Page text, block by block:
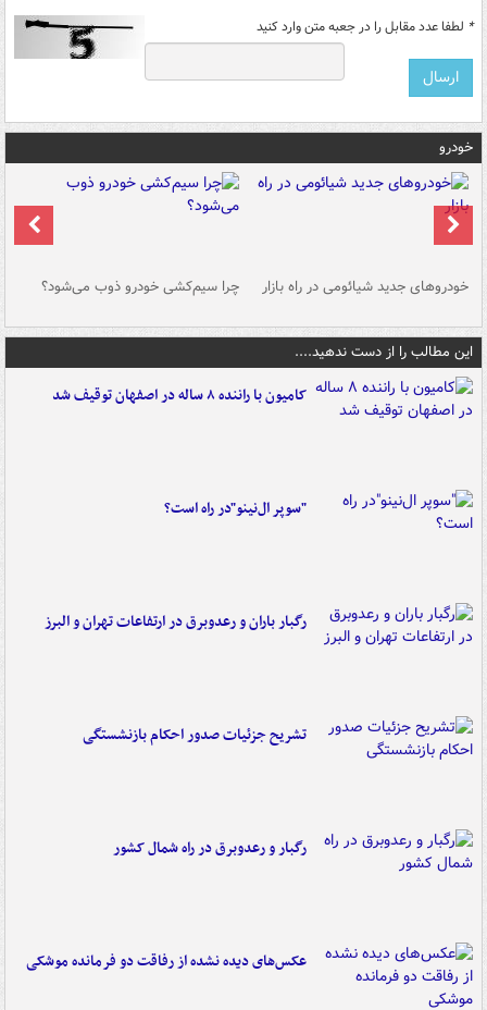
* لطفا عدد مقابل را در جعبه متن وارد کنید
خودرو
خودروهای جدید شیائومی در راه بازار چرا سیم‌کشی خودرو ذوب می‌شود؟
این مطالب را از دست ندهید....
کامیون با راننده ۸ ساله در اصفهان توقیف شد
"سوپر ال‌نینو"در راه است؟
رگبار باران و رعدوبرق در ارتفاعات تهران و البرز
تشریح جزئیات صدور احکام بازنشستگی
رگبار و رعدوبرق در راه شمال کشور
عکس‌های دیده نشده از رفاقت دو فرمانده‌ موشکی